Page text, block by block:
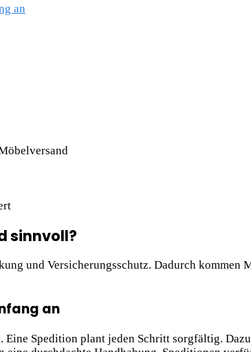
an
sinnvoll?
und Versicherungsschutz. Dadurch kommen
an
Spedition plant jeden Schritt sorgfältig.